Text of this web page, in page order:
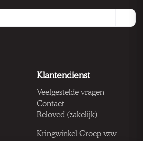
Klantendienst
Veelgestelde vragen
Contact
Reloved (zakelijk)
Kringwinkel Groep vzw